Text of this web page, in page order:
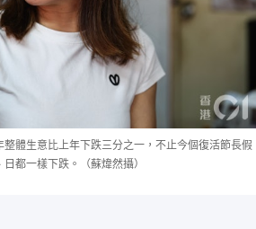
體生意比上年下跌三分之一，不止今個復活節長假
都一樣下跌。（蘇煒然攝）